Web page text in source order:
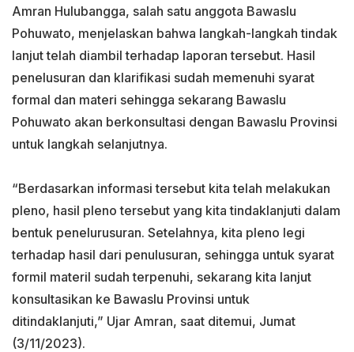
Amran Hulubangga, salah satu anggota Bawaslu
Pohuwato, menjelaskan bahwa langkah-langkah tindak
lanjut telah diambil terhadap laporan tersebut. Hasil
penelusuran dan klarifikasi sudah memenuhi syarat
formal dan materi sehingga sekarang Bawaslu
Pohuwato akan berkonsultasi dengan Bawaslu Provinsi
untuk langkah selanjutnya.
“Berdasarkan informasi tersebut kita telah melakukan
pleno, hasil pleno tersebut yang kita tindaklanjuti dalam
bentuk penelurusuran. Setelahnya, kita pleno legi
terhadap hasil dari penulusuran, sehingga untuk syarat
formil materil sudah terpenuhi, sekarang kita lanjut
konsultasikan ke Bawaslu Provinsi untuk
ditindaklanjuti,” Ujar Amran, saat ditemui, Jumat
(3/11/2023).